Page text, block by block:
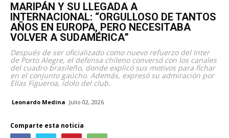
MARIPÁN Y SU LLEGADA A
INTERNACIONAL: “ORGULLOSO DE TANTOS
AÑOS EN EUROPA, PERO NECESITABA
VOLVER A SUDAMÉRICA”
Después de ser oficializado como nuevo refuerzo del Inter
de Porto Alegre, el defensa chileno conversó con los canales
del cuadro brasileño, donde explicó sus motivos para fichar
en el conjunto gaúcho. Además, expresó su admiración por
Elías Figueroa, ídolo del club.
Leonardo Medina Julio 02, 2026
Comparte esta noticia